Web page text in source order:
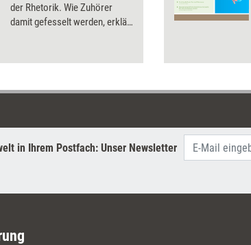
der Rhetorik. Wie Zuhörer
damit gefesselt werden, erklärt
in Ihrem Postfach: Unser Newsletter